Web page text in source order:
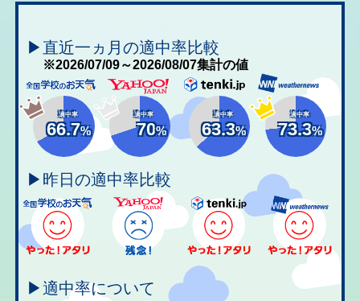
▶直近一ヵ月の適中率比較
※2026/07/09～2026/08/07集計の値
適中率
66.7%
適中率
70%
適中率
63.3%
適中率
73.3%
▶昨日の適中率比較
▶適中率について